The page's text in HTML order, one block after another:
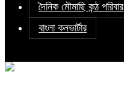
দৈনিক মৌমাছি কন্ঠ পরিবার
বাংলা কনভার্টার